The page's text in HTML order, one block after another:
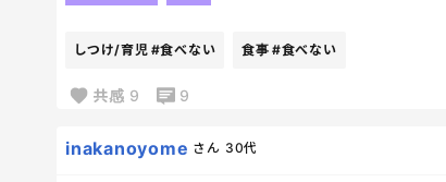
なんか疲れたな…
しつけ/育児 #食べない 食事 #食べない
共感 9 9
inakanoyome さん 30代